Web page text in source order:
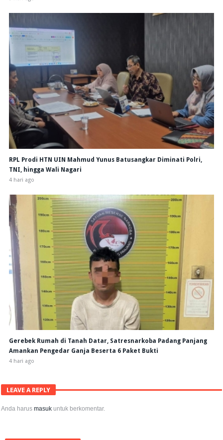
RPL Prodi HTN UIN Mahmud Yunus Batusangkar Diminati Polri,
TNI, hingga Wali Nagari
4 hari ago
Gerebek Rumah di Tanah Datar, Satresnarkoba Padang Panjang
Amankan Pengedar Ganja Beserta 6 Paket Bukti
4 hari ago
LEAVE A REPLY
Anda harusmasuk untuk berkomentar.